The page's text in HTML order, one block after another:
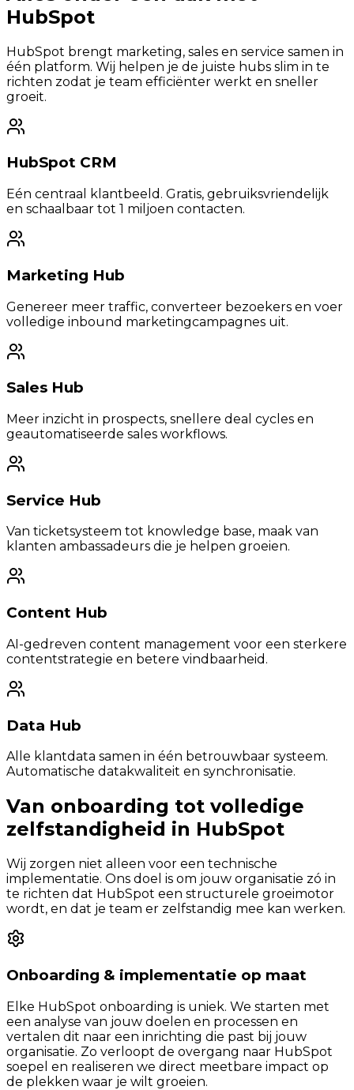
HubSpot
HubSpot brengt marketing, sales en service samen in
één platform. Wij helpen je de juiste hubs slim in te
richten zodat je team efficiënter werkt en sneller
groeit.
HubSpot CRM
Eén centraal klantbeeld. Gratis, gebruiksvriendelijk
en schaalbaar tot 1 miljoen contacten.
Marketing Hub
Genereer meer traffic, converteer bezoekers en voer
volledige inbound marketingcampagnes uit.
Sales Hub
Meer inzicht in prospects, snellere deal cycles en
geautomatiseerde sales workflows.
Service Hub
Van ticketsysteem tot knowledge base, maak van
klanten ambassadeurs die je helpen groeien.
Content Hub
AI-gedreven content management voor een sterkere
contentstrategie en betere vindbaarheid.
Data Hub
Alle klantdata samen in één betrouwbaar systeem.
Automatische datakwaliteit en synchronisatie.
Van onboarding tot volledige
zelfstandigheid in HubSpot
Wij zorgen niet alleen voor een technische
implementatie. Ons doel is om jouw organisatie zó in
te richten dat HubSpot een structurele groeimotor
wordt, en dat je team er zelfstandig mee kan werken.
Onboarding & implementatie op maat
Elke HubSpot onboarding is uniek. We starten met
een analyse van jouw doelen en processen en
vertalen dit naar een inrichting die past bij jouw
organisatie. Zo verloopt de overgang naar HubSpot
soepel en realiseren we direct meetbare impact op
de plekken waar je wilt groeien.